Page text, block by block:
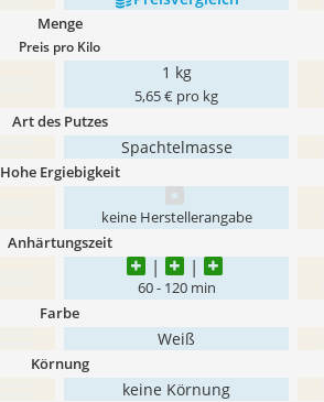
Menge
Preis pro Kilo
1 kg
5,65 € pro kg
Art des Putzes
Spachtelmasse
Hohe Ergiebigkeit
keine Herstellerangabe
Anhärtungszeit
60 - 120 min
Farbe
Weiß
Körnung
keine Körnung